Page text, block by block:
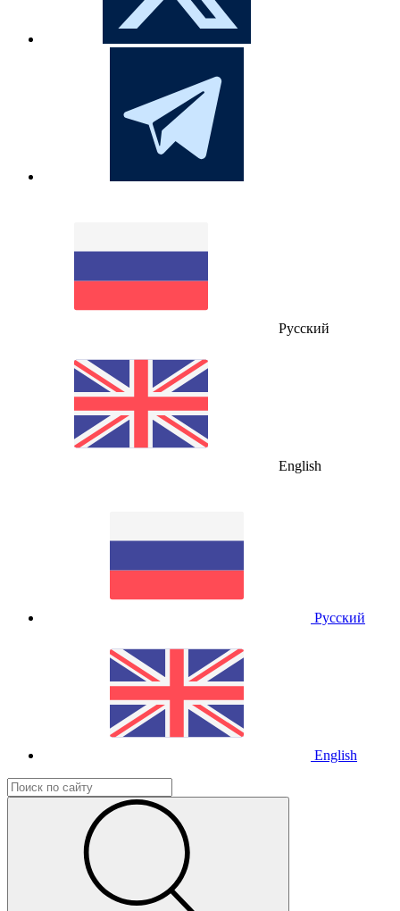
Русский
English
Русский
English